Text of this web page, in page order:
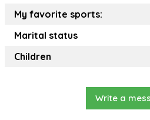
My favorite sports:
Marital status
Children
Write a